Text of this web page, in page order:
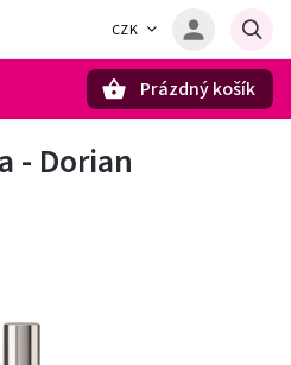
CZK
Prázdný košík
- Dorian